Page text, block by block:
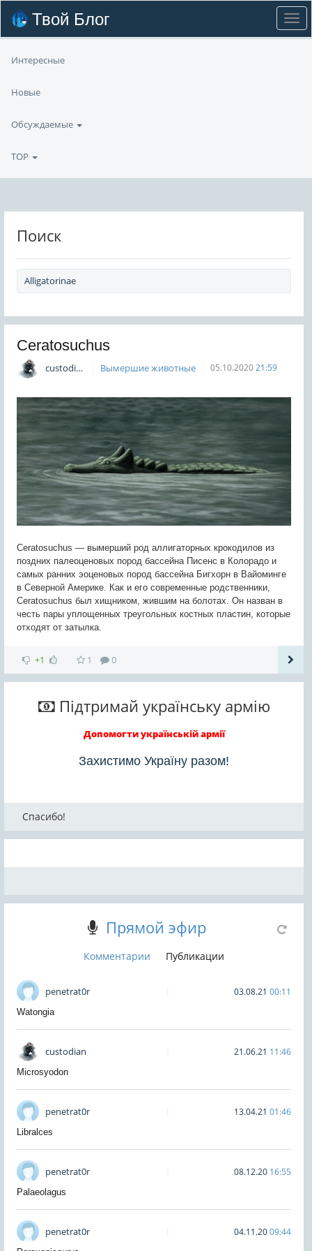
Твой Блог
Интересные
Новые
Обсуждаемые
TOP
Поиск
Ceratosuchus
custodian Вымершие животные 05.10.2020 21:59
Ceratosuchus — вымерший род аллигаторных крокодилов из
поздних палеоценовых пород бассейна Писенс в Колорадо и
самых ранних эоценовых пород бассейна Бигхорн в Вайоминге
в Северной Америке. Как и его современные родственники,
Ceratosuchus был хищником, жившим на болотах. Он назван в
честь пары уплощенных треугольных костных пластин, которые
отходят от затылка.
+1 1 0
Підтримай українську армію
Допомогти українській армії
Захистимо Україну разом!
Спасибо!
Прямой эфир
Комментарии Публикации
penetrat0r 03.08.21 00:11
Watongia
custodian 21.06.21 11:46
Microsyodon
penetrat0r 13.04.21 01:46
Libralces
penetrat0r 08.12.20 16:55
Palaeolagus
penetrat0r 04.11.2009:44